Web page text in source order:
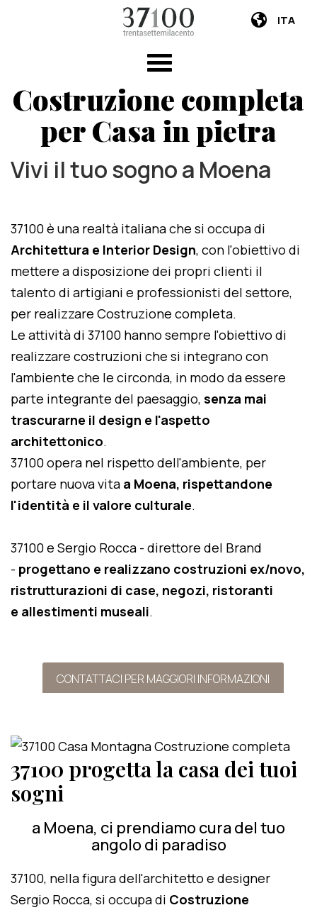
ITA
Costruzione completa
per Casa in pietra
Vivi il tuo sogno a Moena
37100 è una realtà italiana che si occupa di
Architettura e Interior Design, con l'obiettivo di
mettere a disposizione dei propri clienti il
talento di artigiani e professionisti del settore,
per realizzare Costruzione completa.
Le attività di 37100 hanno sempre l'obiettivo di
realizzare costruzioni che si integrano con
l'ambiente che le circonda, in modo da essere
parte integrante del paesaggio, senza mai
trascurarne il design e l'aspetto
architettonico.
37100 opera nel rispetto dell'ambiente, per
portare nuova vita a Moena, rispettandone
l'identità e il valore culturale.
37100 e Sergio Rocca - direttore del Brand
- progettano e realizzano costruzioni ex/novo,
ristrutturazioni di case, negozi, ristoranti
e allestimenti museali.
CONTATTACI PER MAGGIORI INFORMAZIONI
37100 progetta la casa dei tuoi
sogni
a Moena, ci prendiamo cura del tuo
angolo di paradiso
37100, nella figura dell'architetto e designer
Sergio Rocca, si occupa di Costruzione